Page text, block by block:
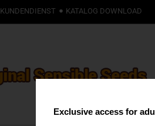
KUNDENDIENST KATALOG DOWNLOAD
Exclusive access for